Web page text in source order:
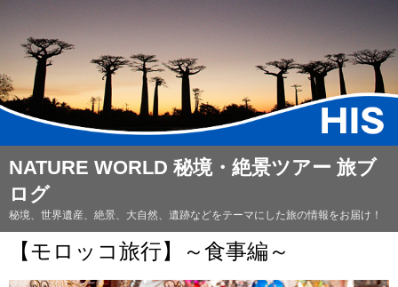
NATURE WORLD 秘境・絶景ツアー 旅ブ
ログ
秘境、世界遺産、絶景、大自然、遺跡などをテーマにした旅の情報をお届け！
【モロッコ旅行】～食事編～